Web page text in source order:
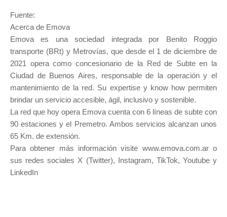
Fuente:
Acerca de Emova
Emova es una sociedad integrada por Benito Roggio
transporte (BRt) y Metrovías, que desde el 1 de diciembre de
2021 opera como concesionario de la Red de Subte en la
Ciudad de Buenos Aires, responsable de la operación y el
mantenimiento de la red. Su expertise y know how permiten
brindar un servicio accesible, ágil, inclusivo y sostenible.
La red que hoy opera Emova cuenta con 6 líneas de subte con
90 estaciones y el Premetro. Ambos servicios alcanzan unos
65 Km. de extensión.
Para obtener más información visite www.emova.com.ar o
sus redes sociales X (Twitter), Instagram, TikTok, Youtube y
LinkedIn